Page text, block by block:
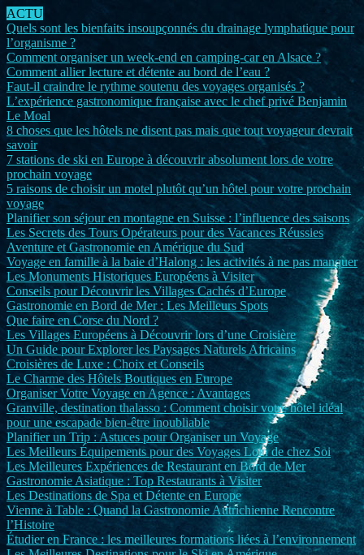
ACTU
Quels sont les bienfaits insoupçonnés du drainage lymphatique pour
l’organisme ?
Comment organiser un week-end en camping-car en Alsace ?
Comment allier lecture et détente au bord de l’eau ?
Faut-il craindre le rythme soutenu des voyages organisés ?
L’expérience gastronomique française avec le chef privé Benjamin
Le Moal
8 choses que les hôtels ne disent pas mais que tout voyageur devrait
savoir
7 stations de ski en Europe à découvrir absolument lors de votre
prochain voyage
5 raisons de choisir un motel plutôt qu’un hôtel pour votre prochain
voyage
Planifier son séjour en montagne en Suisse : l’influence des saisons
Les Secrets des Tours Opérateurs pour des Vacances Réussies
Aventure et Gastronomie en Amérique du Sud
Voyage en famille à la baie d’Halong : les activités à ne pas manquer
Les Monuments Historiques Européens à Visiter
Conseils pour Découvrir les Villages Cachés d’Europe
Gastronomie en Bord de Mer : Les Meilleurs Spots
Que faire en Corse du Nord ?
Les Villages Européens à Découvrir lors d’une Croisière
Un Guide pour Explorer les Paysages Naturels Africains
Croisières de Luxe : Choix et Conseils
Le Charme des Hôtels Boutiques en Europe
Organiser Votre Voyage en Agence : Avantages
Granville, destination thalasso : Comment choisir votre hôtel idéal
pour une escapade bien-être inoubliable
Planifier un Trip : Astuces pour Organiser un Voyage
Les Meilleurs Équipements pour des Voyages Loin de chez Soi
Les Meilleures Expériences de Restaurant en Bord de Mer
Gastronomie Asiatique : Top Restaurants à Visiter
Les Destinations de Spa et Détente en Europe
Vienne à Table : Quand la Gastronomie Autrichienne Rencontre
l’Histoire
Étudier en France : les meilleures formations liées à l’environnement